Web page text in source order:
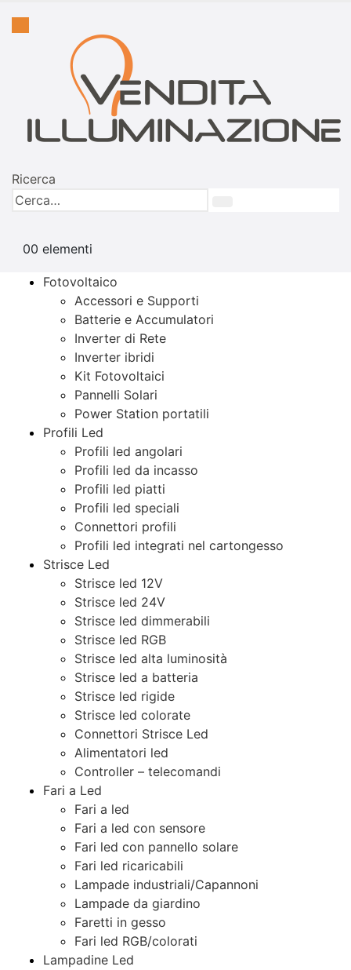
Ricerca
00 elementi
Fotovoltaico
Accessori e Supporti
Batterie e Accumulatori
Inverter di Rete
Inverter ibridi
Kit Fotovoltaici
Pannelli Solari
Power Station portatili
Profili Led
Profili led angolari
Profili led da incasso
Profili led piatti
Profili led speciali
Connettori profili
Profili led integrati nel cartongesso
Strisce Led
Strisce led 12V
Strisce led 24V
Strisce led dimmerabili
Strisce led RGB
Strisce led alta luminosità
Strisce led a batteria
Strisce led rigide
Strisce led colorate
Connettori Strisce Led
Alimentatori led
Controller – telecomandi
Fari a Led
Fari a led
Fari a led con sensore
Fari led con pannello solare
Fari led ricaricabili
Lampade industriali/Capannoni
Lampade da giardino
Faretti in gesso
Fari led RGB/colorati
Lampadine Led